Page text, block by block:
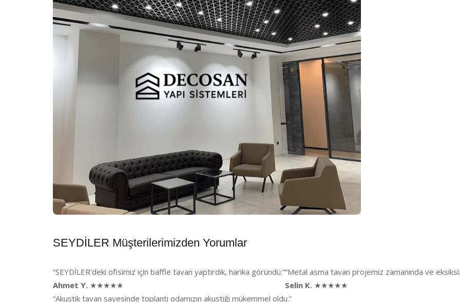
SEYDİLER Müşterilerimizden Yorumlar
“SEYDİLER'deki ofisimiz için baffle tavan yaptırdık, harika göründü.”
Ahmet Y. ★★★★★
“Metal asma tavan projemiz zamanında ve
Selin K. ★★★★★
“Akustik tavan sayesinde toplantı odamızın akustiği mükemmel oldu.”